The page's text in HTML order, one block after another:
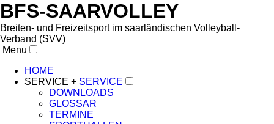
BFS-SAARVOLLEY
Breiten- und Freizeitsport im saarländischen Volleyball-
Verband (SVV)
Menu
HOME
SERVICE + SERVICE
DOWNLOADS
GLOSSAR
TERMINE